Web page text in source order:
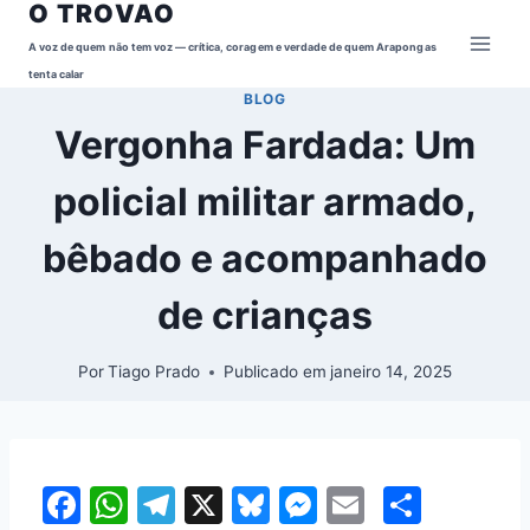
Pular
para
O TROVAO
A voz de quem não tem voz — crítica, coragem e verdade de quem Arapongas
tenta calar
BLOG
Vergonha Fardada: Um
policial militar armado,
bêbado e acompanhado
de crianças
PorTiago Prado Publicado em janeiro 14, 2025
F
W T
X
Bl M
E